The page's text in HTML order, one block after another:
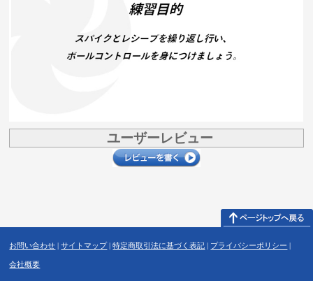
ユーザーレビュー
お問い合わせ |サイトマップ|特定商取引法に基づく表記 | プライバシーポリシー |
会社概要